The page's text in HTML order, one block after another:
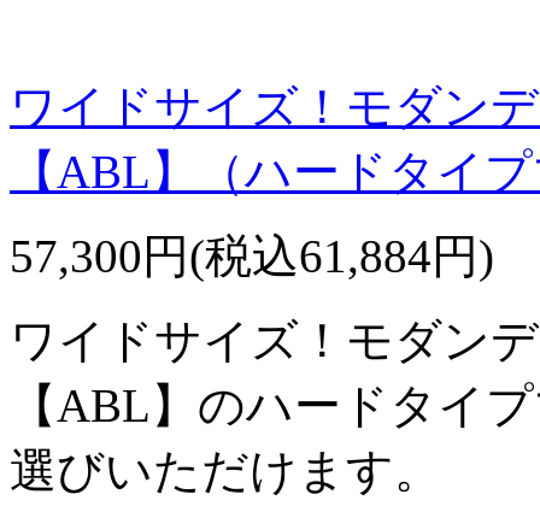
ワイドサイズ！モダン
【ABL】（ハードタイ
57,300円(税込61,884円)
ワイドサイズ！モダン
【ABL】のハードタイ
選びいただけます。